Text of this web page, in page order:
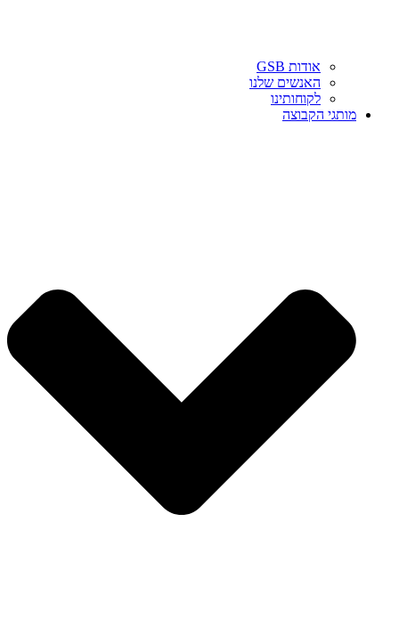
אודות GSB
האנשים שלנו
לקוחותינו
מותגי הקבוצה